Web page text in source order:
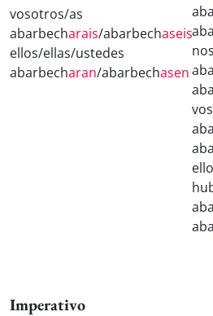
vosotros/as
abarbecharais/abarbechaseis
ellos/ellas/ustedes
abarbecharan/abarbechasen
Imperativo